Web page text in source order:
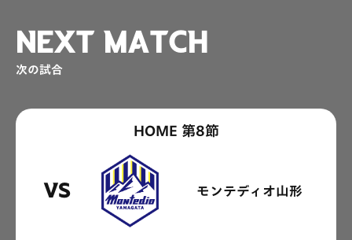
NEXT MATCH
次の試合
HOME 第8節
VS モンテディオ山形